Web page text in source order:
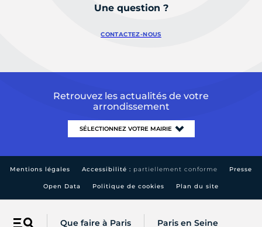
Que faire à Paris Paris en Seine
Une question ?
CONTACTEZ-NOUS
Retrouvez les actualités de votre
arrondissement
Mentions légales Accessibilité : partiellement conforme Presse
Open Data Politique de cookies Plan du site